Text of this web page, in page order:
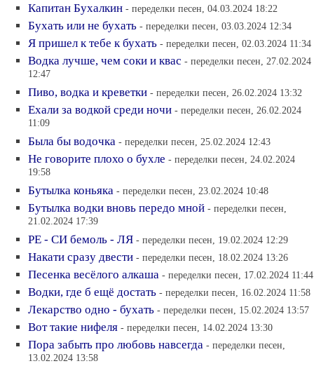
Капитан Бухалкин - переделки песен, 04.03.2024 18:22
Бухать или не бухать - переделки песен, 03.03.2024 12:34
Я пришел к тебе к бухать - переделки песен, 02.03.2024 11:34
Водка лучше, чем соки и квас - переделки песен, 27.02.2024
12:47
Пиво, водка и креветки - переделки песен, 26.02.2024 13:32
Ехали за водкой среди ночи - переделки песен, 26.02.2024
11:09
Была бы водочка - переделки песен, 25.02.2024 12:43
Не говорите плохо о бухле - переделки песен, 24.02.2024
19:58
Бутылка коньяка - переделки песен, 23.02.2024 10:48
Бутылка водки вновь передо мной - переделки песен,
21.02.2024 17:39
РЕ - СИ бемоль - ЛЯ - переделки песен, 19.02.2024 12:29
Накати сразу двести - переделки песен, 18.02.2024 13:26
Песенка весёлого алкаша - переделки песен, 17.02.2024 11:44
Водки, где б ещё достать - переделки песен, 16.02.2024 11:58
Лекарство одно - бухать - переделки песен, 15.02.2024 13:57
Вот такие нифеля - переделки песен, 14.02.2024 13:30
Пора забыть про любовь навсегда - переделки песен,
13.02.2024 13:58